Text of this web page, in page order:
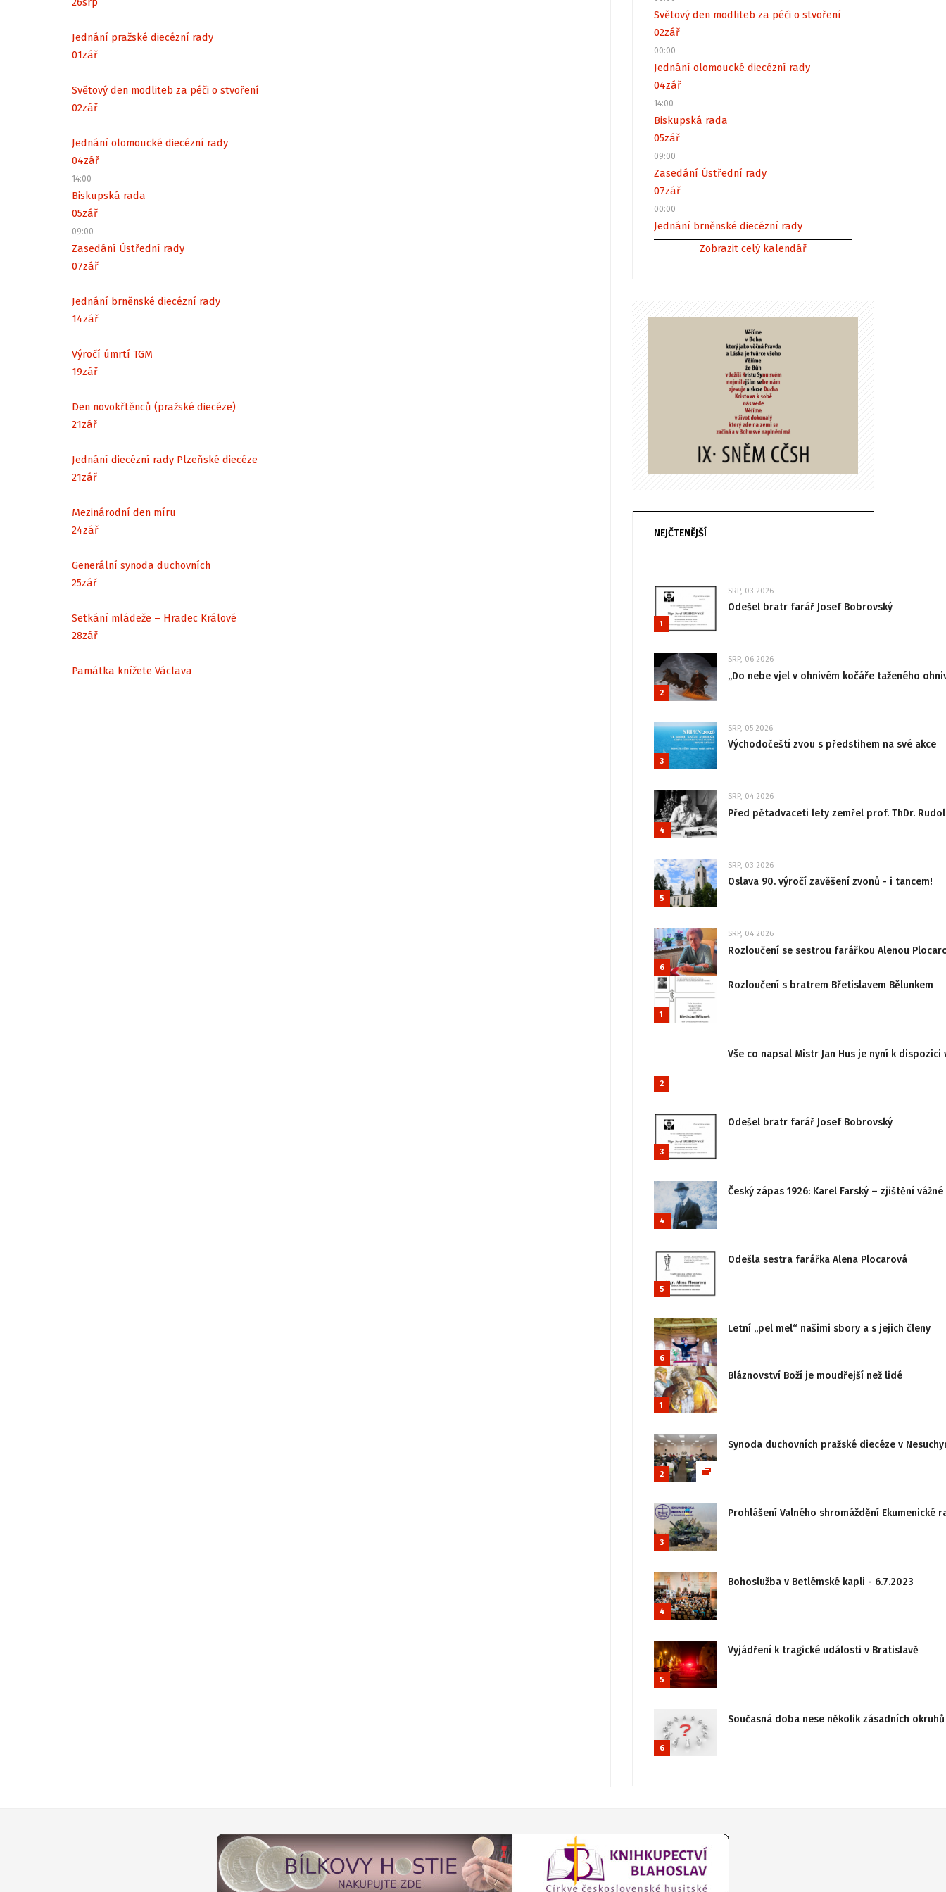
Jednání pražské diecézní rady
01zář
Světový den modliteb za péči o stvoření
02zář
Jednání olomoucké diecézní rady
04zář
14:00
Biskupská rada
05zář
09:00
Zasedání Ústřední rady
07zář
Jednání brněnské diecézní rady
14zář
Výročí úmrtí TGM
19zář
Den novokřtěnců (pražské diecéze)
21zář
Jednání diecézní rady Plzeňské diecéze
21zář
Mezinárodní den míru
24zář
Generální synoda duchovních
25zář
Setkání mládeže – Hradec Králové
28zář
Památka knížete Václava
Světový den modliteb za péči o stvoření
02zář
00:00
Jednání olomoucké diecézní rady
04zář
14:00
Biskupská rada
05zář
09:00
Zasedání Ústřední rady
07zář
00:00
Jednání brněnské diecézní rady
Zobrazit celý kalendář
NEJČTENĚJŠÍ
1
SRP, 03 2026
Odešel bratr farář Josef Bobrovský
2
SRP, 06 2026
„Do nebe vjel v ohnivém kočáře taženého
3
SRP, 05 2026
Východočeští zvou s předstihem na své akce
4
SRP, 04 2026
Před pětadvaceti lety zemřel prof. ThDr.
5
SRP, 03 2026
Oslava 90. výročí zavěšení zvonů - i tancem!
6
SRP, 04 2026
Rozloučení se sestrou farářkou Alenou
1
Rozloučení s bratrem Břetislavem Bělunkem
2
Vše co napsal Mistr Jan Hus je nyní k
3
Odešel bratr farář Josef Bobrovský
4
Český zápas 1926: Karel Farský – zjištění
5
Odešla sestra farářka Alena Plocarová
6
Letní „pel mel“ našimi sbory a s jejich členy
1
Bláznovství Boží je moudřejší než lidé
2
Synoda duchovních pražské diecéze v
3
Prohlášení Valného shromáždění
4
Bohoslužba v Betlémské kapli - 6.7.2023
5
Vyjádření k tragické události v Bratislavě
6
Současná doba nese několik zásadních